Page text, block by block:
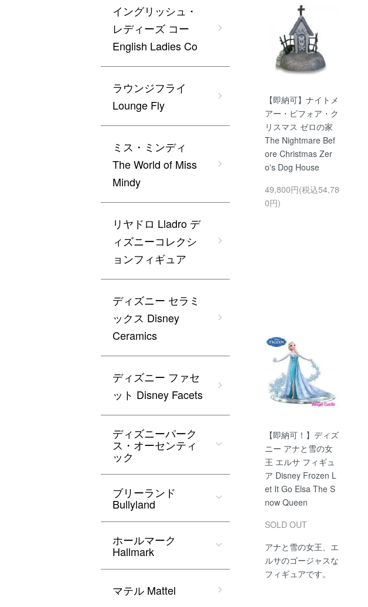
【即納可】ナイトメ
アー・ビフォア・ク
リスマス ゼロの家
The Nightmare Bef
ore Christmas Zer
o's Dog House
49,800円(税込54,78
0円)
【即納可！】ディズ
ニー アナと雪の女
王 エルサ フィギュ
ア Disney Frozen L
et It Go Elsa The S
now Queen
SOLD OUT
アナと雪の女王、エ
ルサのゴージャスな
フィギュアです。
イングリッシュ・
レディーズ コー
English Ladies Co
ラウンジフライ
Lounge Fly
ミス・ミンディ
The World of Miss
Mindy
リヤドロ Lladro デ
ィズニーコレクシ
ョンフィギュア
ディズニー セラミ
ックス Disney
Ceramics
ディズニー ファセ
ット Disney Facets
ディズニーパーク
ス・オーセンティ
ック
ブリーランド
Bullyland
ホールマーク
Hallmark
マテル Mattel